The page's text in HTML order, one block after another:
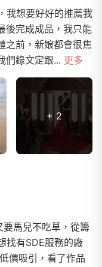
我想要好好的推薦我
後完成成品，我只能
之前，新娘都會很焦
們錄文定跟... 更多
+ 2
馬兒不吃草，從籌
找有SDE服務的廠
價吸引，看了作品